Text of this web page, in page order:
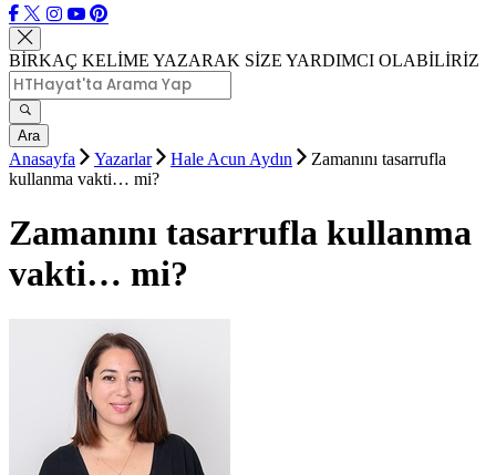
BİRKAÇ KELİME YAZARAK SİZE YARDIMCI OLABİLİRİZ
Ara
Anasayfa Yazarlar Hale Acun Aydın
Zamanını tasarrufla
kullanma vakti… mi?
Zamanını tasarrufla kullanma
vakti… mi?